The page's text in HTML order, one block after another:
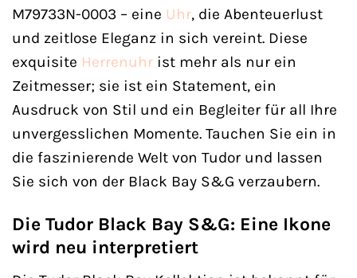
M79733N-0003 – eine Uhr, die Abenteuerlust
und zeitlose Eleganz in sich vereint. Diese
exquisite Herrenuhr ist mehr als nur ein
Zeitmesser; sie ist ein Statement, ein
Ausdruck von Stil und ein Begleiter für all Ihre
unvergesslichen Momente. Tauchen Sie ein in
die faszinierende Welt von Tudor und lassen
Sie sich von der Black Bay S&G verzaubern.
Die Tudor Black Bay S&G: Eine Ikone
wird neu interpretiert